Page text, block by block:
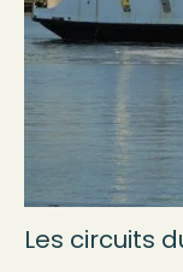
Les circuits